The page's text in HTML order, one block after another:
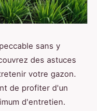
sans y
des astuces
votre gazon.
de profiter d'un
d'entretien.